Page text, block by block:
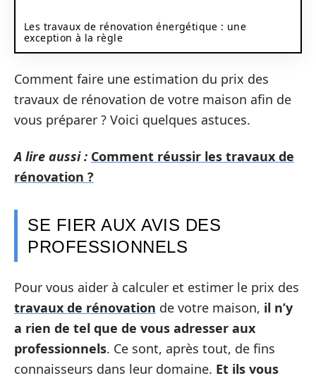
Les travaux de rénovation énergétique : une
exception à la règle
Comment faire une estimation du prix des
travaux de rénovation de votre maison afin de
vous préparer ? Voici quelques astuces.
A lire aussi : Comment réussir les travaux de
rénovation ?
SE FIER AUX AVIS DES
PROFESSIONNELS
Pour vous aider à calculer et estimer le prix des
travaux de rénovation de votre maison, il n’y
a rien de tel que de vous adresser aux
professionnels. Ce sont, après tout, de fins
connaisseurs dans leur domaine. Et ils vous